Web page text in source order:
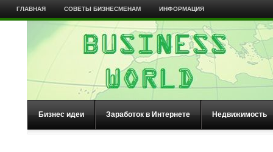
ГЛАВНАЯ СОВЕТЫ БИЗНЕСМЕНАМ ИНФОРМАЦИЯ
Бизнес идеи Заработок в Интернете Недвижимость